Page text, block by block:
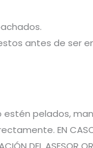
antes de ser
estén pelados,
EN CASO DE